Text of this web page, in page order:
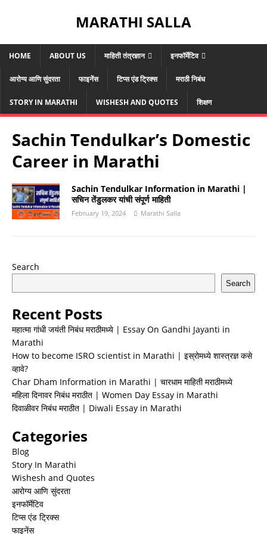
MARATHI SALLA
HOME ABOUT US माहिती तंत्रज्ञान इनफॉर्मेटिव
आरोग्य आणि सुंदरता फाइनेंस टिप्स एंड ट्रिक्स मराठी निबंध
STORY IN MARATHI WISHESH AND QUOTES शिक्षण
Sachin Tendulkar’s Domestic
Career in Marathi
Sachin Tendulkar Information in Marathi |
सचिन तेंडुलकर यांची संपूर्ण माहिती
February 19, 2024 Marathi Salla
Search
Search
Recent Posts
महात्मा गांधी जयंती निबंध मराठीमध्ये | Essay On Gandhi Jayanti in
Marathi
How to become ISRO scientist in Marathi | इस्रोमध्ये शास्त्रज्ञ कसे
व्हावे?
Char Dham Information in Marathi | चारधाम माहिती मराठीमध्ये
महिला दिनावर निबंध मराठीत | Women Day Essay in Marathi
दिवाळीवर निबंध मराठीत | Diwali Essay in Marathi
Categories
Blog
Story In Marathi
Wishesh and Quotes
आरोग्य आणि सुंदरता
इनफॉर्मेटिव
टिप्स एंड ट्रिक्स
फाइनेंस